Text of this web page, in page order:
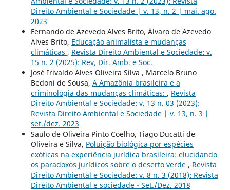
Direito Ambiental e Sociedade | v. 13, n. 2 | mai. ago.
2023
Fernando de Azevedo Alves Brito, Álvaro de Azevedo
Alves Brito, Educação animalista e mudanças
climáticas , Revista Direito Ambiental e Sociedade: v.
15 n. 2 (2025): Rev, Dir. Amb. e Soc.
José Irivaldo Alves Oliveira Silva , Marcelo Bruno
Bedoni de Sousa, A Amazônia brasileira e a
criminologia das mudanças climáticas: , Revista
Direito Ambiental e Sociedade: v. 13 n. 03 (2023):
Revista Direito Ambiental e Sociedade | v. 13, n. 3 |
set./dez. 2023
Saulo de Oliveira Pinto Coelho, Tiago Ducatti de
Oliveira e Silva, Poluição biológica por espécies
exóticas na experiência jurídica brasileira: elucidando
os paradoxos jurídicos sobre o deserto verde , Revista
Direito Ambiental e Sociedade: v. 8 n. 3 (2018): Revista
Direito Ambiental e sociedade - Set./Dez. 2018